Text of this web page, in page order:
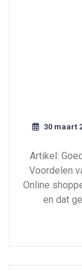
30 maart
Artikel:
Voordelen
Online
en dat